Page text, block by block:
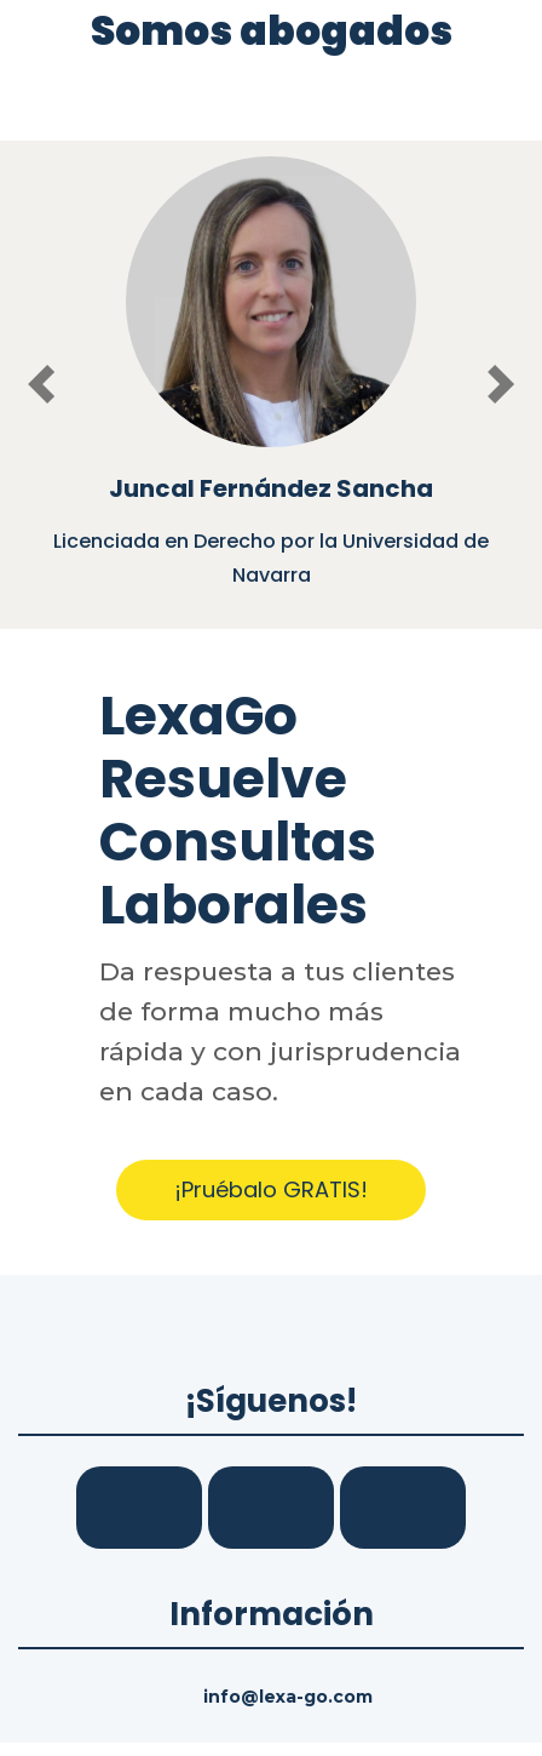
Somos abogados
Juncal Fernández Sancha
Licenciada en Derecho por la Universidad de
Navarra
Previous
LexaGo
Resuelve
Consultas
Laborales
Da respuesta a tus clientes
de forma mucho más
rápida y con jurisprudencia
en cada caso.
¡Pruébalo GRATIS!
¡Síguenos!
Información
info@lexa-go.com